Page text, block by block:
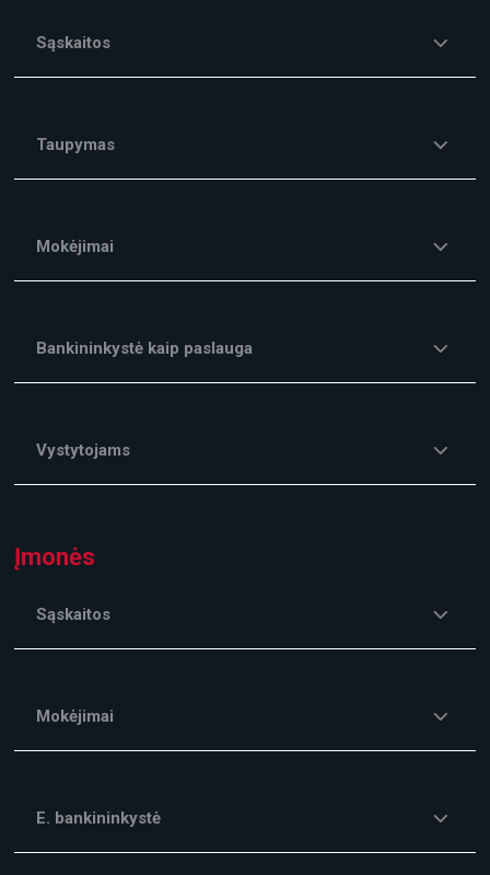
Sąskaitos
Taupymas
Mokėjimai
Bankininkystė kaip paslauga
Vystytojams
Įmonės
Sąskaitos
Mokėjimai
E. bankininkystė